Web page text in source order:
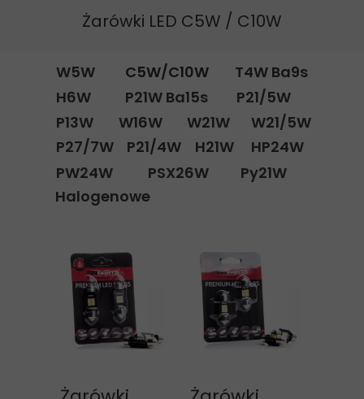
Halogenowe
Py21W
PSX26W
PW24W
HP24W
P27/7W
W21/5W
W21W
W16W
P13W
H21W
P21/4W
P21/5W
P21W Ba15s
H6W
T4W Ba9s
C5W/C10W
W5W
Żarówki LED C5W / C10W